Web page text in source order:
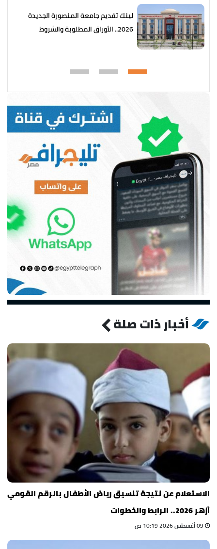
لينك تقديم جامعة المنصورة الجديدة
2026.. الأوراق المطلوبة والشروط
أخبار ذات صلة
الاستعلام عن نتيجة تنسيق رياض الأطفال بالرقم القومي
أزهر 2026.. الرابط والخطوات